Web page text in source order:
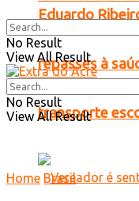
Eduardo
repasses à
transporte
No Result
View All Result
No Result
View All Result
Home Brasil